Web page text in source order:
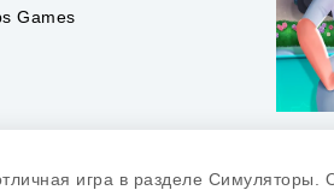
Games
игра в разделе Симуляторы.